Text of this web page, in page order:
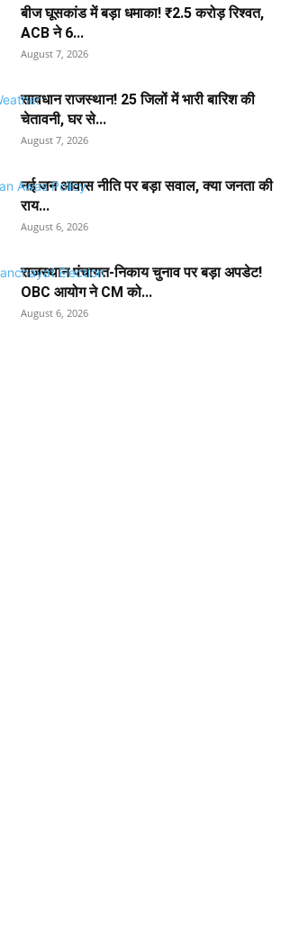
बीज घूसकांड में बड़ा धमाका! ₹2.5 करोड़ रिश्वत,
ACB ने 6...
August 7, 2026
सावधान राजस्थान! 25 जिलों में भारी बारिश की
चेतावनी, घर से...
August 7, 2026
नई जन आवास नीति पर बड़ा सवाल, क्या जनता की
राय...
August 6, 2026
राजस्थान पंचायत-निकाय चुनाव पर बड़ा अपडेट!
OBC आयोग ने CM को...
August 6, 2026